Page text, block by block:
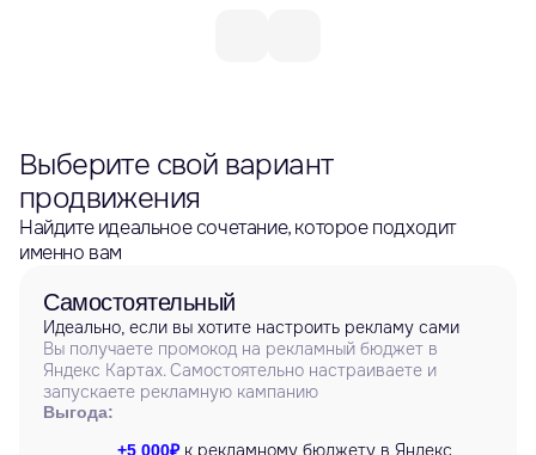
Выберите свой вариант
продвижения
Найдите идеальное сочетание, которое подходит
именно вам
Самостоятельный
Идеально, если вы хотите настроить рекламу сами
Вы получаете промокод на рекламный бюджет в
Яндекс Картах. Самостоятельно настраиваете и
запускаете рекламную кампанию
Выгода:
+5 000₽к рекламному бюджету в Яндекс